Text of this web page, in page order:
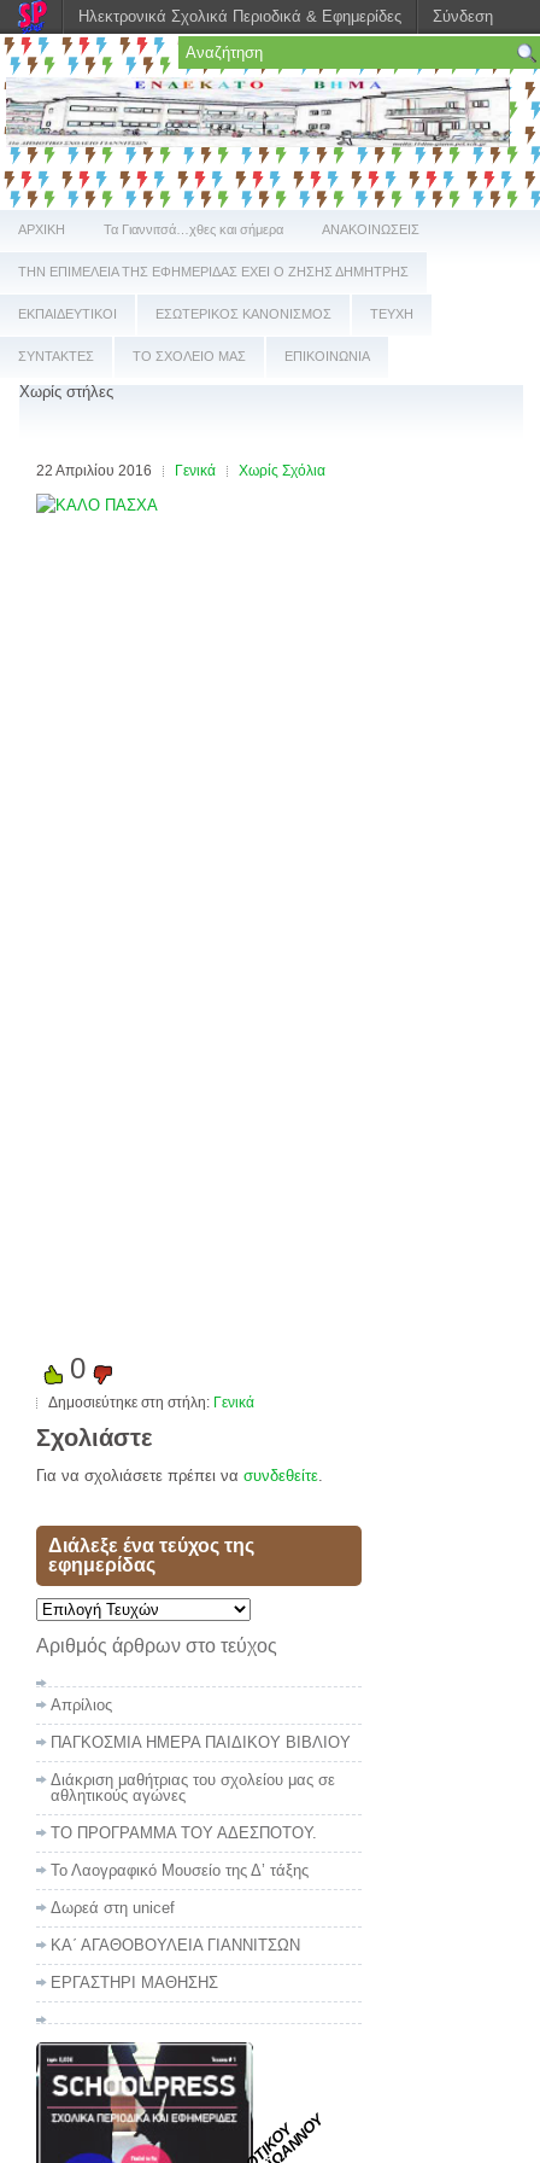
ΑΡΧΙΚΗ Τα Γιαννιτσά…χθες και σήμερα ΑΝΑΚΟΙΝΩΣΕΙΣ
ΤΗΝ ΕΠΙΜΕΛΕΙΑ ΤΗΣ ΕΦΗΜΕΡΙΔΑΣ ΕΧΕΙ Ο ΖΗΣΗΣ ΔΗΜΗΤΡΗΣ
ΕΚΠΑΙΔΕΥΤΙΚΟΙ ΕΣΩΤΕΡΙΚΟΣ ΚΑΝΟΝΙΣΜΟΣ ΤΕΥΧΗ
ΣΥΝΤΑΚΤΕΣ ΤΟ ΣΧΟΛΕΙΟ ΜΑΣ ΕΠΙΚΟΙΝΩΝΙΑ
Χωρίς στήλες
22 Απριλίου 2016 Γενικά Χωρίς Σχόλια
0
Δημοσιεύτηκε στη στήλη: Γενικά
Σχολιάστε
Για να σχολιάσετε πρέπει να συνδεθείτε.
Διάλεξε ένα τεύχος της
εφημερίδας
Αριθμός άρθρων στο τεύχος
Απρίλιος
ΠΑΓΚΟΣΜΙΑ ΗΜΕΡΑ ΠΑΙΔΙΚΟΥ ΒΙΒΛΙΟΥ
Διάκριση μαθήτριας του σχολείου μας σε
αθλητικούς αγώνες
ΤΟ ΠΡΟΓΡΑΜΜΑ ΤΟΥ ΑΔΕΣΠΟΤΟΥ.
Το Λαογραφικό Μουσείο της Δ’ τάξης
Δωρεά στη unicef
ΚΑ΄ ΑΓΑΘΟΒΟΥΛΕΙΑ ΓΙΑΝΝΙΤΣΩΝ
ΕΡΓΑΣΤΗΡΙ ΜΑΘΗΣΗΣ
Ηλεκτρονικά Σχολικά Περιοδικά & Εφημερίδες Σύνδεση